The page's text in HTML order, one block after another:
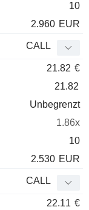
10
2.960 EUR
CALL
21.82 €
21.82
Unbegrenzt
1.86x
10
2.530 EUR
CALL
22.11 €